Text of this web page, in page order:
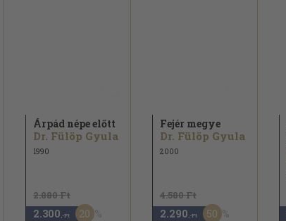
Árpád népe előtt
Dr. Fülöp Gyula
1990
2.880 Ft
2.300 ,-Ft 20
Fejér megye
Dr. Fülöp Gyula
2000
4.580 Ft
2.290 ,-Ft 50